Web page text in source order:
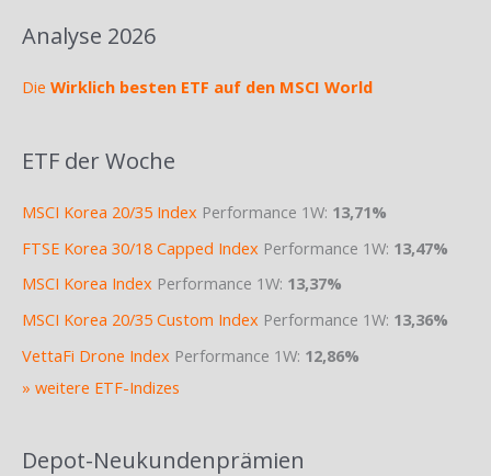
Analyse 2026
Die Wirklich besten ETF auf den MSCI World
ETF der Woche
MSCI Korea 20/35 Index Performance 1W: 13,71%
FTSE Korea 30/18 Capped Index Performance 1W: 13,47%
MSCI Korea Index Performance 1W: 13,37%
MSCI Korea 20/35 Custom Index Performance 1W: 13,36%
VettaFi Drone Index Performance 1W: 12,86%
» weitere ETF-Indizes
Depot-Neukundenprämien